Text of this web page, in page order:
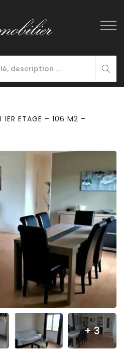
ETAGE – 106 M2 –
+ 3